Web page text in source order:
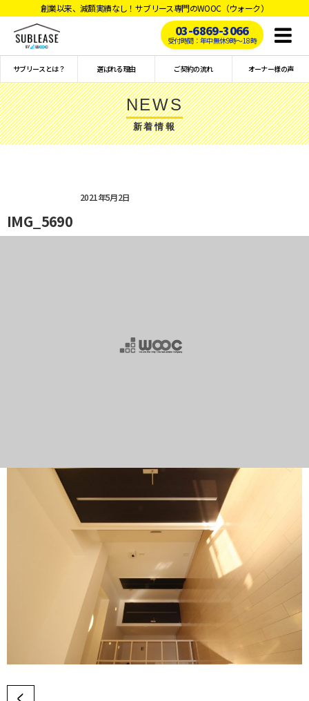
創業以来、減額実績なし！サブリース専門のWOOC（ウォーク）
03-6869-3066
受付時間：年中無休9時〜18時
サブリースとは？ 選ばれる理由 ご契約の流れ オーナー様の声
NEWS
新着情報
2021年5月2日
IMG_5690